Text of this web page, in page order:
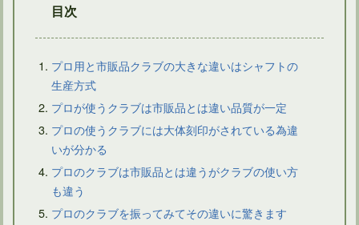
ドライバーは国内外のメーカーによって特徴的な違いはあるか
目次
プロ用と市販品クラブの大きな違いはシャフトの
生産方式
プロが使うクラブは市販品とは違い品質が一定
プロの使うクラブには大体刻印がされている為違
いが分かる
プロのクラブは市販品とは違うがクラブの使い方
も違う
プロのクラブを振ってみてその違いに驚きます